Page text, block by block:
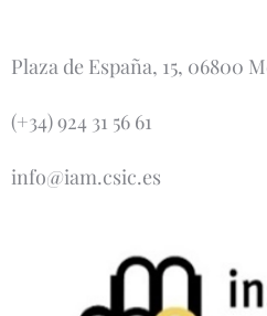
Plaza de España, 15, 06800
(+34) 924 31 56 61
info@iam.csic.es